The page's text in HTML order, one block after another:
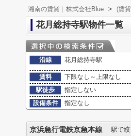
湘南の賃貸｜株式会社Blue > (賃
花月総持寺駅物件一覧
沿線 花月総持寺駅
賃料 下限なし～上限なし
駅徒歩
指定しない
設備条件
指定なし
京浜急行電鉄京急本線 駅で絞